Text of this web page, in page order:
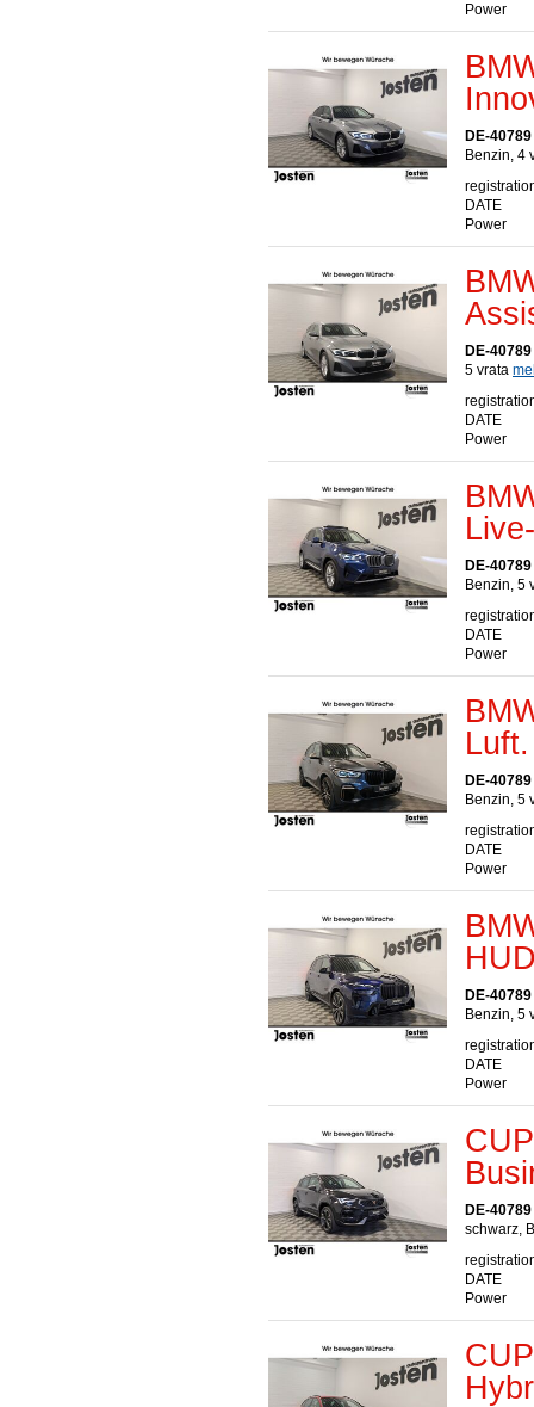
Power
DE-
Benzin, 4
DATE
Power
DE-
5 vrata
DATE
Power
DE-
Benzin, 5
DATE
Power
DE-
Benzin, 5
DATE
Power
DE-
Benzin, 5
DATE
Power
DE-
schwarz,
DATE
Power